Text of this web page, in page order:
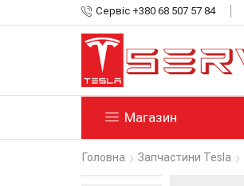
Сервіс +380 68 507 57 84
Магазин
Головна Запчастини Tesla